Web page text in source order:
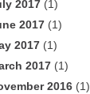
2017 (1)
2017 (1)
2017 (1)
2017 (1)
2016 (1)